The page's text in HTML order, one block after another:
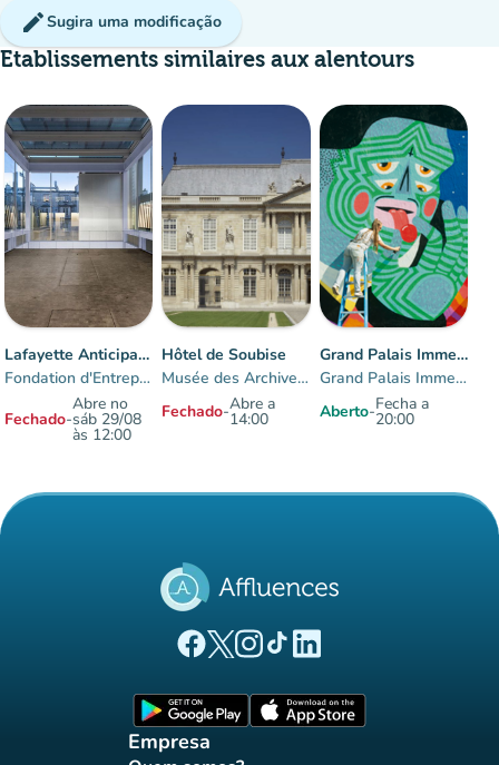
editSugira uma modificação
Etablissements similaires aux alentours
Lafayette Anticipations
Fondation d'Entreprise des Galeries Lafayette
Fechado-
Abre no
sáb 29/08
às 12:00
Hôtel de Soubise
Musée des Archives nationales
Fechado-Abre a
14:00
eventReservadisponível
Grand Palais Immersif
Grand Palais Immersif
Aberto-Fecha a
20:00
ocupação
(novo separador)
(novo separador)
(novo separador)
(novo separador)
(novo separador)
Empresa